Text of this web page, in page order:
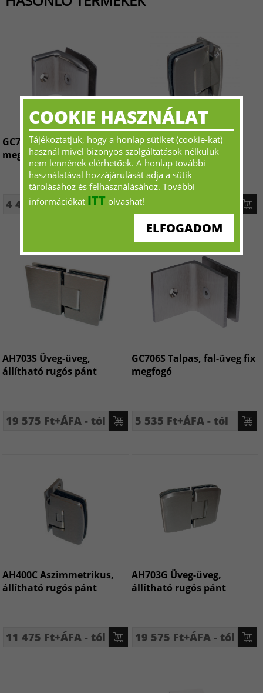
GC706G Talpas, fal-üveg fix
megfogó
4 455 Ft+ÁFA - tól
SH701C Szimmetrikus,
rugós pánt
9 808 Ft+ÁFA - tól
AH703S Üveg-üveg,
állítható rugós pánt
19 575 Ft+ÁFA - tól
GC706S Talpas, fal-üveg fix
megfogó
5 535 Ft+ÁFA - tól
AH400C Aszimmetrikus,
állítható rugós pánt
11 475 Ft+ÁFA - tól
AH703G Üveg-üveg,
állítható rugós pánt
19 575 Ft+ÁFA - tól
COOKIE HASZNÁLAT
Tájékoztatjuk, hogy a honlap sütiket (cookie-kat)
használ mivel bizonyos szolgáltatások nélkülük
nem lennének elérhetőek. A honlap további
használatával hozzájárulását adja a sütik
tárolásához és felhasználásához. További
információkat ITT olvashat!
ELFOGADOM